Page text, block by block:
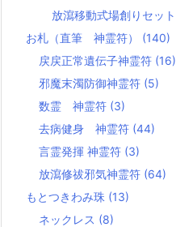
放瀉移動式場創りセット
お札（直筆 神霊符） (140)
戻戻正常遺伝子神霊符 (16)
邪魔末濁防御神霊符 (5)
数霊 神霊符 (3)
去病健身 神霊符 (44)
言霊発揮 神霊符 (3)
放瀉修祓邪気神霊符 (64)
もとつきわみ珠 (13)
ネックレス (8)